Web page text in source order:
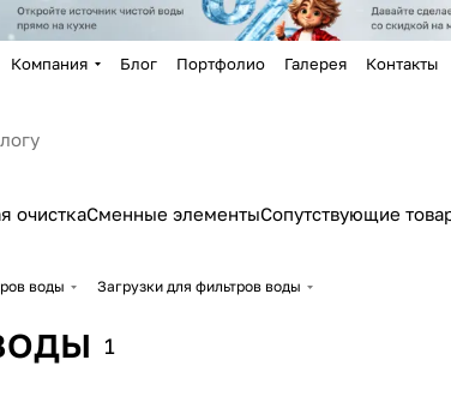
Компания Блог Портфолио Галерея Контакты
очисткаСменные элементыСопутствующие
воды Загрузки для фильтров воды
1